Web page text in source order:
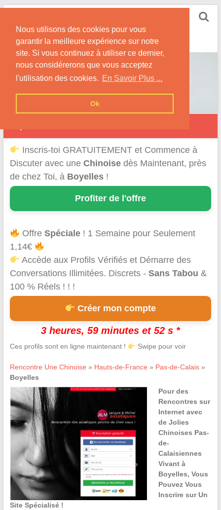
Nous utilisons des cookies pour vous
garantir la meilleure expérience sur notre
site. Si vous continuez à utiliser ce dernier,
nous considérerons que vous acceptez
l'utilisation des cookies. En Savoir Plus ...
Ok
Skip
content
Nos Conseils pour Rencontrer Une Femme
Originaire de Chine !
Inscris-toi GRATUITEMENT et Commence à
Discuter avec une Chinoisedès Maintenant, près
de chez Toi, à Boyelles!
Profiter de l'offre
OffreSpéciale ! 1 Semaine pour Seulement
1,14€
Accède aux Profils Vérifiés et Démarre des
Conversations Illimitées. Discrets - Sans Tabou &
100 % Réels ! ! !
Créer mon compte
3 heures, 59 minutes et 52 s *
Ces profils sont en ligne maintenant ! Swipe pour voir
Rencontre Une Chinoise » Hauts-de-France » Pas-de-Calais»
Boyelles
Pour des
Rencontres sur
Internet avec
de Jolies
Chinoises Pas-
de-
Calaisiennes
Vivant à
Boyelles, Vous
Pouvez Vous
Inscrire sur Un
Site Spécialisé !